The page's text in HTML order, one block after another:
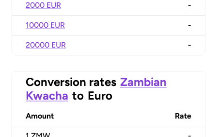
2000 EUR -
10000 EUR -
20000 EUR -
Conversion rates Zambian
Kwacha to Euro
Amount Rate